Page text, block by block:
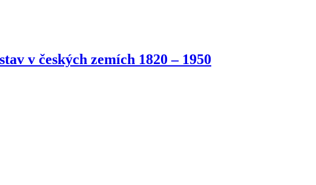
v českých zemích 1820 – 1950